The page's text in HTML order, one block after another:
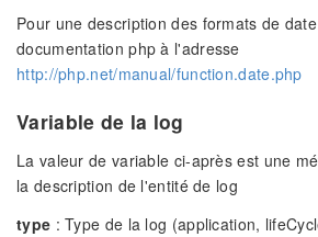
Pour une description des formats de
documentation php à l'adresse
http://php.net/manual/function.date.php
Variable de la log
La valeur de variable ci-après est une
la description de l'entité de log
type : Type de la log (application,